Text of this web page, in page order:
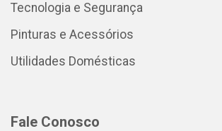
Tecnologia e Segurança
Pinturas e Acessórios
Utilidades Domésticas
Fale Conosco